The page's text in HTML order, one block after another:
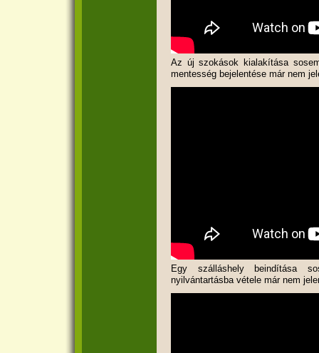
Az új szokások kialakítása
mentesség bejelentése már nem
Egy szálláshely beindítása
nyilvántartásba vétele már nem